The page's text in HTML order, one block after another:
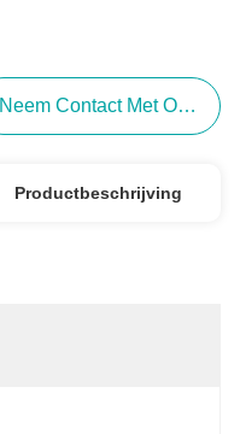
Neem Contact Met Ons Op
Productbeschrijving